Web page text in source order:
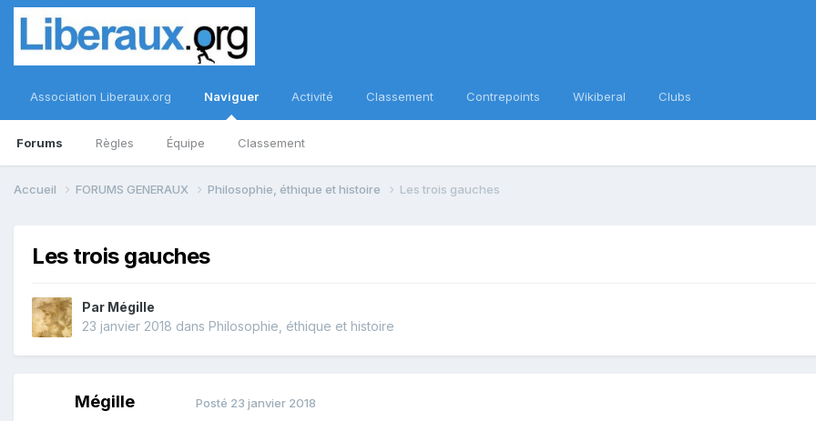
Association Liberaux.org Naviguer
Forums Règles Équipe Classement
Activité Classement Contrepoints Wikiberal Clubs
Accueil FORUMS GENERAUX Philosophie, éthique et histoire Les trois gauches
Les trois gauches
Par Mégille
23 janvier 2018 dans Philosophie, éthique et histoire
Mégille Posté 23 janvier 2018